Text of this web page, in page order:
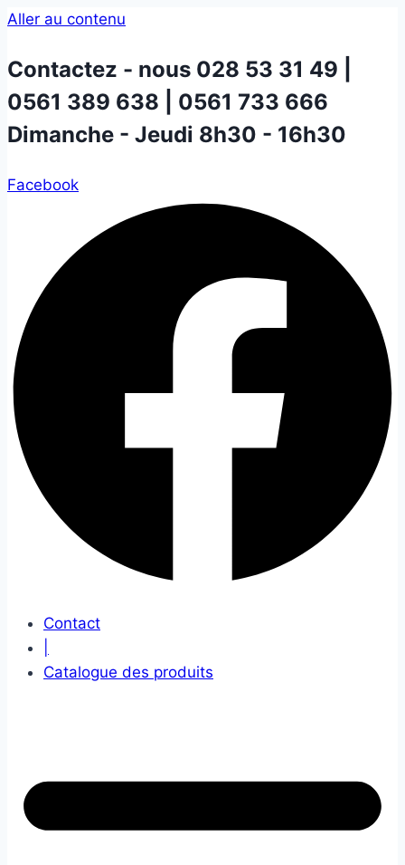
Aller au contenu
Contactez - nous 028 53 31 49 |
0561 389 638 | 0561 733 666
Dimanche - Jeudi 8h30 - 16h30
Facebook
Contact
Catalogue des produits